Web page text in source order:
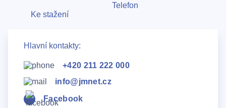
Ke stažení
Telefon
Hlavní kontakty:
+420 211 222 000
info@jmnet.cz
Facebook